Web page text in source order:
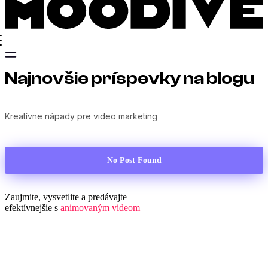
Najnovšie príspevky na blogu
Kreatívne nápady pre video marketing
No Post Found
Zaujmite, vysvetlite a predávajte
efektívnejšie s animovaným videom